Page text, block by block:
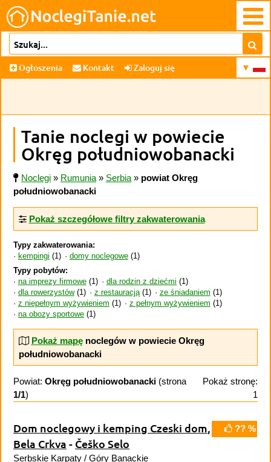
Ogłoszenia Kontakt Zaloguj się
Tanie noclegi w powiecie
Okręg południowobanacki
Noclegi » Rumunia » Serbia » powiat Okręg
południowobanacki
Pokaż szczegółowe filtry zakwaterowania
Typy zakwaterowania:
kempingi (1) domy noclegowe(1)
Typy pobytów:
na imprezy firmowe(1) dla rodzin z dziećmi (1)
dla rowerzystów(1) z restauracją(1) ze śniadaniem (1)
z niepełnym wyżywieniem (1) z pełnym wyżywieniem (1)
na obozy sportowe(1)
Pokaż mapęnoclegów w powiecie Okręg
południowobanacki
Powiat: Okręg południowobanacki (strona
1/1)
Pokaż stronę:
1
?? %
Dom noclegowy i kemping Czeski dom,
Bela Crkva - Češko Selo
Serbskie Karpaty / Góry Banackie